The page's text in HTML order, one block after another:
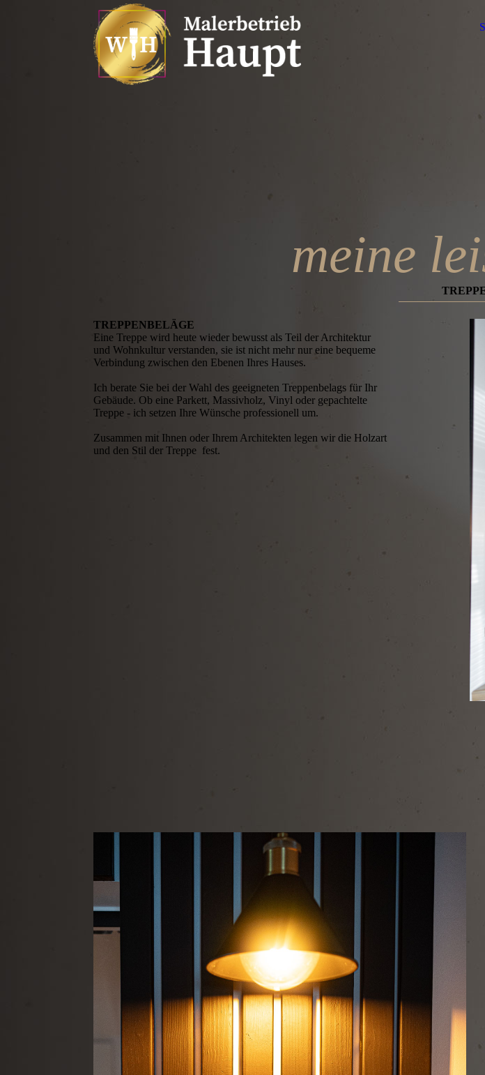
meine
TREPPENBELÄGE
Eine Treppe wird heute wieder bewusst als Teil der Architektur
und Wohnkultur verstanden, sie ist nicht mehr nur eine bequeme
Verbindung zwischen den Ebenen Ihres Hauses.
Ich berate Sie bei der Wahl des geeigneten Treppenbelags für Ihr
Gebäude. Ob eine Parkett, Massivholz, Vinyl oder gepachtelte
Treppe - ich setzen Ihre Wünsche professionell um.
Zusammen mit Ihnen oder Ihrem Architekten legen wir die Holzart
und den Stil der Treppe fest.